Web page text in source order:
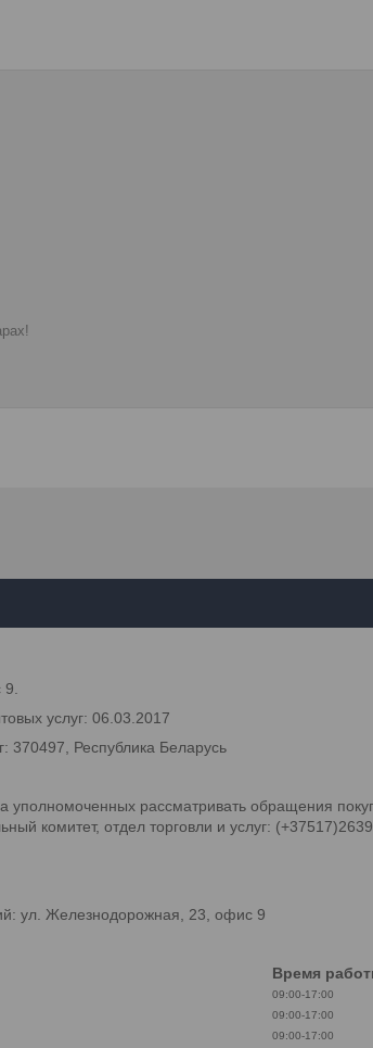
услуг: 06.03.2017
370497, Республика Беларусь
рассматривать обращения
комитет, отдел торговли и услуг:
ул. Железнодорожная, 23, офис 9
Время
09:00-17:00
09:00-17:00
09:00-17:00